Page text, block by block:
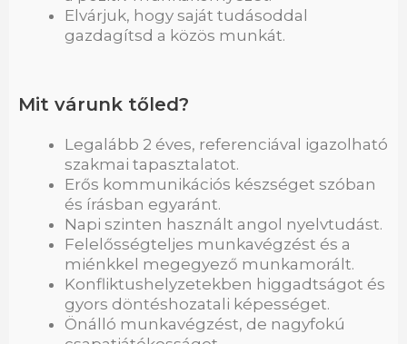
Elvárjuk, hogy saját tudásoddal
gazdagítsd a közös munkát.
Mit várunk tőled?
Legalább 2 éves, referenciával igazolható
szakmai tapasztalatot.
Erős kommunikációs készséget szóban
és írásban egyaránt.
Napi szinten használt angol nyelvtudást.
Felelősségteljes munkavégzést és a
miénkkel megegyező munkamorált.
Konfliktushelyzetekben higgadtságot és
gyors döntéshozatali képességet.
Önálló munkavégzést, de nagyfokú